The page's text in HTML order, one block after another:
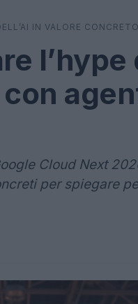
IN VALORE
l’hype
Cloud Next
per spiegare